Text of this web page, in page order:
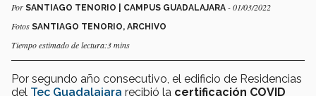
Por SANTIAGO TENORIO | CAMPUS GUADALAJARA - 01/03/2022
Fotos SANTIAGO TENORIO, ARCHIVO
Tiempo estimado de lectura:3 mins
Por segundo año consecutivo, el edificio de Residencias
del Tec Guadalajara recibió la certificación COVID